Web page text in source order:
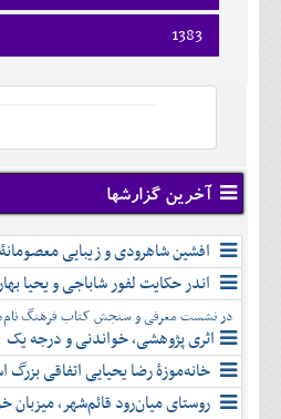
اسفند
دی
بهمن
آبان
آذر
دی
بهمن
شهريور
مهر
آبان
آذر
تير
مرداد
شهريور
مهر
دی
بهمن
اسفند
ارديبهشت
خرداد
تير
مرداد
آبان
آذر
دی
بهمن
اسفند
فروردين
ارديبهشت
خرداد
شهريور
مهر
آبان
آذر
دی
بهمن
اسفند
1383
فروردين
تير
مرداد
شهريور
مهر
آبان
آذر
دی
بهمن
اسفند
آخرین گزارشها
افشین شاهرودی و زیبایی
اندر حکایت لفور شاباجی و یحیا
در نشست معرفی و سنجش کتاب فرهنگ
اثری پژوهشی، خواندنی و درجه یک
خانه‌موزۀ رضا یحیایی اتفاقی
روستای میان‌رود قائم‌شهر،